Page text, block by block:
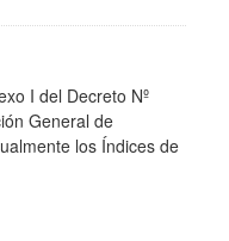
I del Decreto Nº
General de
los Índices de